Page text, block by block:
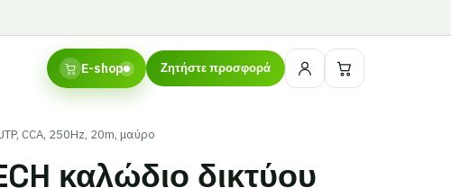
E-shop Ζητήστε προσφορά
CCA, 250Hz, 20m, μαύρο
καλώδιο δικτύου